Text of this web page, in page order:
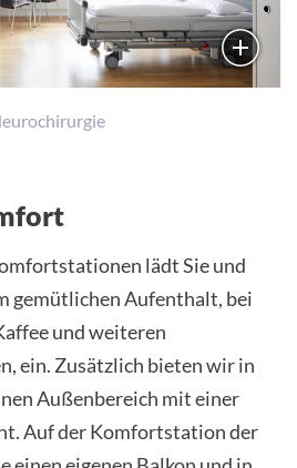
lädt Sie und
gemütlichen Aufenthalt, bei
und weiteren
ein. Zusätzlich bieten wir in
Außenbereich mit einer
Auf der Komfortstation der